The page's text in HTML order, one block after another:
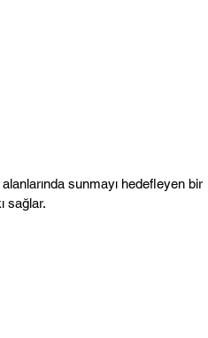
sunmayı hedefleyen bir
sağlar.